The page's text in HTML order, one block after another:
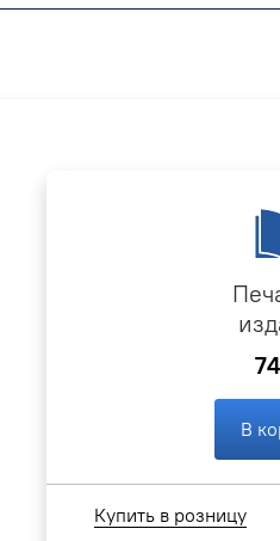
В
Купить в розницу